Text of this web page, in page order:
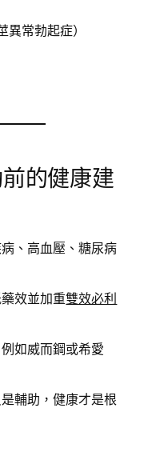
常勃起症）
的健康建
、高血壓、糖尿病
效並加重雙效必利
例如威而鋼或希愛
是輔助，健康才是根